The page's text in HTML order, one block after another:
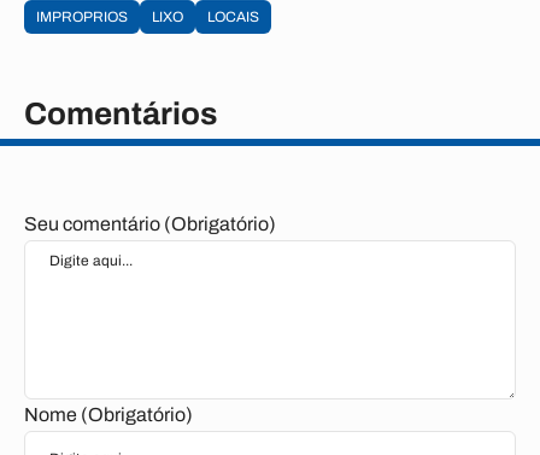
IMPROPRIOS LIXO LOCAIS
Comentários
Seu comentário (Obrigatório)
Nome (Obrigatório)